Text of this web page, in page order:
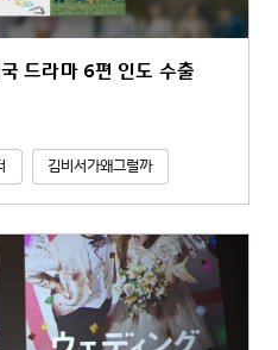
드라마 6편 인도 수출
김비서가왜그럴까